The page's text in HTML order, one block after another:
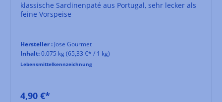
klassische Sardinenpaté aus Portugal, sehr lecker als
feine Vorspeise
Hersteller : Jose Gourmet
Inhalt:0.075 kg (65,33 €* / 1 kg)
Lebensmittelkennzeichnung
4,90 €*